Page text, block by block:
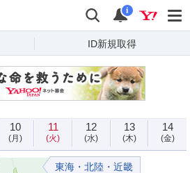
検索 通知
i
ID新規取得
10
(月)
11
(火)
12
(水)
13
(木)
14
(金)
東海・北陸・近畿